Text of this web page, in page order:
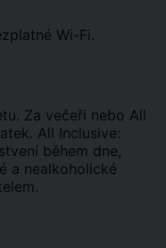
Wi-Fi.
Za večeři nebo All
All Inclusive:
během dne,
a nealkoholické